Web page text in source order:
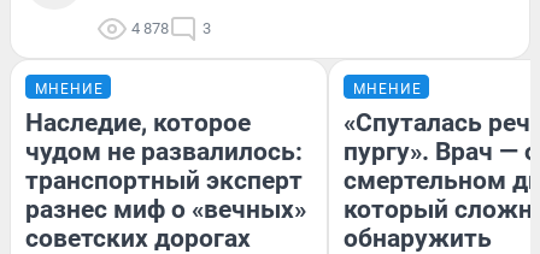
4 878 3
МНЕНИЕ
Наследие, которое
чудом не развалилось:
транспортный эксперт
разнес миф о «вечных»
советских дорогах
МНЕНИЕ
«Спуталась
пургу». Врач — о
смертельном
который
обнаружить